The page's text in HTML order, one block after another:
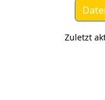
Zuletzt